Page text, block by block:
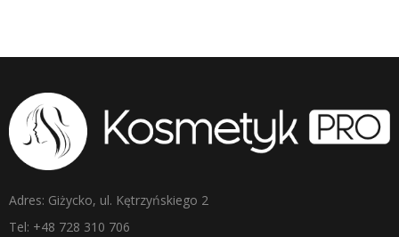
Adres: Giżycko, ul. Kętrzyńskiego 2
Tel: +48 728 310 706